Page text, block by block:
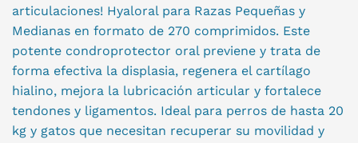
articulaciones! Hyaloral para Razas Pequeñas y
Medianas en formato de 270 comprimidos. Este
potente condroprotector oral previene y trata de
forma efectiva la displasia, regenera el cartílago
hialino, mejora la lubricación articular y fortalece
tendones y ligamentos. Ideal para perros de hasta 20
kg y gatos que necesitan recuperar su movilidad y